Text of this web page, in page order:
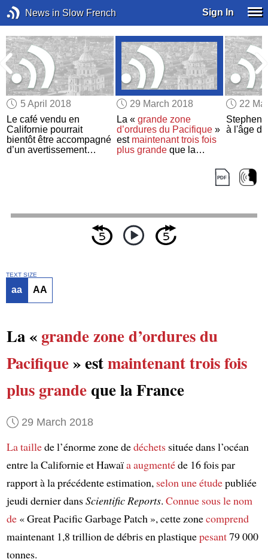
News in Slow French Sign In
5 April 2018
Le café vendu en
Californie pourrait
bientôt être accompagné
d’un avertissement
29 March 2018
La « grande zone
d’ordures du Pacifique»
est maintenant trois fois
plus grandeque la
22
Stephen
à l'âge
TEXT SIZE
aa AA
La « grande zone d’ordures du
Pacifique» estmaintenanttrois fois
plus grandeque la France
29 March 2018
La taillede l’énorme zone dedéchetssituée dans l’océan
entre la Californie et Hawaïa augmentéde 16 fois par
rapport à la précédente estimation, selonune étudepubliée
jeudi dernier dansScientific Reports. Connue sous le nom
de« Great Pacific Garbage Patch », cette zonecomprend
maintenant 1,8 trillion de débris en plastiquepesant79 000
tonnes.